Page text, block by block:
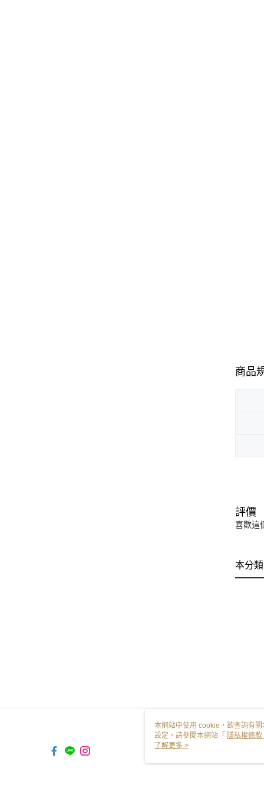
商品
評價
喜歡這
本分
本網站中使用 cookie，欲查詢有
設定，請參閱本網站「 隱私權條款
使用 cookie。
了解更多 >